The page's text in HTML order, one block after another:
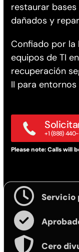
restaurar
dañados y
Confiado por la
equipos de TI
recuperación
II para
+1 (888)
Please note: Calls will
Servicio
Cero